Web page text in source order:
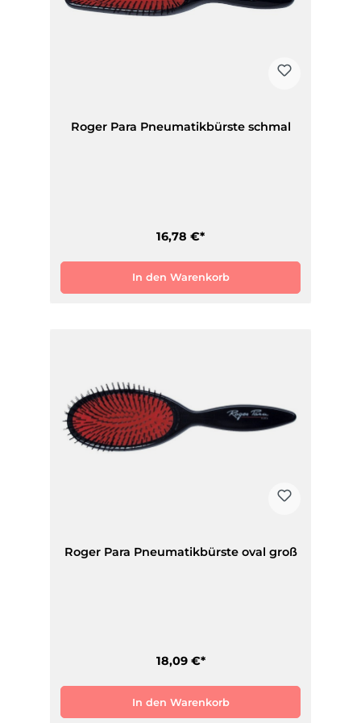
Roger Para Pneumatikbürste schmal
16,78 €*
In den Warenkorb
Roger Para Pneumatikbürste oval groß
18,09 €*
In den Warenkorb